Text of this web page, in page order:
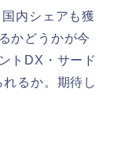
内シェアも獲
かどうかが今
トDX・サード
るか。期待し